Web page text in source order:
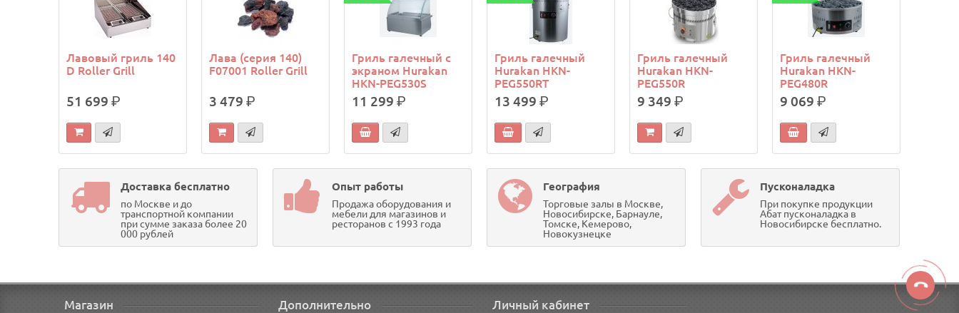
Лавовый гриль 140
D Roller Grill
51 699р.
Лава (серия 140)
F07001 Roller Grill
3 479р.
Гриль галечный с
экраном Hurakan
HKN-PEG530S
11 299р.
Гриль галечный
Hurakan HKN-
PEG550RT
13 499р.
Гриль галечный
Hurakan HKN-
PEG550R
9 349р.
Гриль галечный
Hurakan HKN-
PEG480R
9 069р.
Доставка бесплатно
по Москве и до
транспортной компании
при сумме заказа более 20
000 рублей
Опыт работы
Продажа оборудования и
мебели для магазинов и
ресторанов с 1993 года
География
Торговые залы в Москве,
Новосибирске, Барнауле,
Томске, Кемерово,
Новокузнецке
Пусконаладка
При покупке продукции
Абат пусконаладка в
Новосибирске бесплатно.
Магазин Дополнительно Личный кабинет